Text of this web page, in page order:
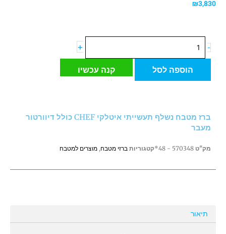
₪3,830
-
של
מטבח
CHEF
כולל
מעבר
+
הוספה לסל קנה עכשיו
ברז מטבח נשלף תעשייתי איטלקי CHEF כולל דיוורטור
מעבר
מק"ט 570348 - 48* קטגוריות ברזי מטבח, מוצרים למטבח
תיאור